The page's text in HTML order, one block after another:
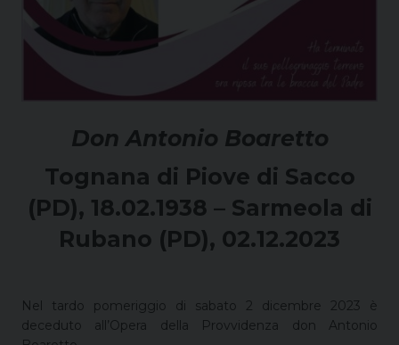
Don Antonio Boaretto
Tognana di Piove di Sacco
(PD), 18.02.1938 – Sarmeola di
Rubano (PD), 02.12.2023
Nel tardo pomeriggio di sabato 2 dicembre 2023 è
deceduto all’Opera della Provvidenza don Antonio